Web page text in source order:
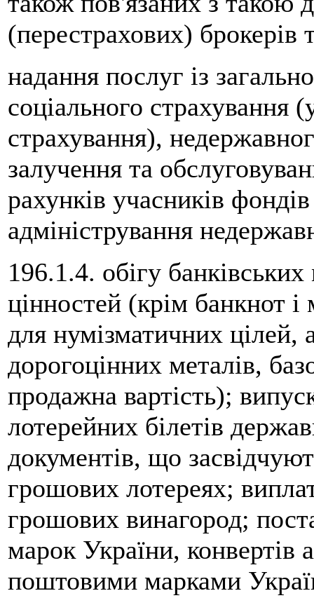
(перестрахових) брокерів
надання послуг із
соціального страхування
страхування),
залучення та
рахунків учасників
адміністрування
196.1.4. обігу
цінностей (крім банкнот
для нумізматичних цілей,
дорогоцінних металів,
продажна вартість);
лотерейних білетів
документів, що
грошових лотереях;
грошових винагород;
марок України, конвертів
поштовими марками